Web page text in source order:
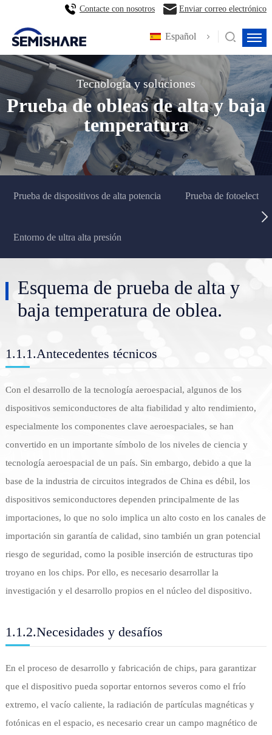
Español
Contacte con nosotros Enviar correo electrónico
Tecnología y soluciones
Prueba de obleas de alta y baja
temperatura
Prueba de dispositivos de alta potencia Prueba de
Entorno de ultra alta presión
Esquema de prueba de alta y
baja temperatura de oblea.
1.1.1.Antecedentes técnicos
Con el desarrollo de la tecnología aeroespacial, algunos de los
dispositivos semiconductores de alta fiabilidad y alto rendimiento,
especialmente los componentes clave aeroespaciales, se han
convertido en un importante símbolo de los niveles de ciencia y
tecnología aeroespacial de un país. Sin embargo, debido a que la
base de la industria de circuitos integrados de China es débil, los
dispositivos semiconductores dependen principalmente de las
importaciones, lo que no solo implica un alto costo en los canales de
importación sin garantía de calidad, sino también un gran potencial
riesgo de seguridad, como la posible inserción de estructuras tipo
troyano en los chips. Por ello, es necesario desarrollar la
investigación y el desarrollo propios en el núcleo del dispositivo.
1.1.2.Necesidades y desafíos
En el proceso de desarrollo y fabricación de chips, para garantizar
que el dispositivo pueda soportar entornos severos como el frío
extremo, el vacío caliente, la radiación de partículas magnéticas y
fotónicas en el espacio, es necesario crear un campo magnético de